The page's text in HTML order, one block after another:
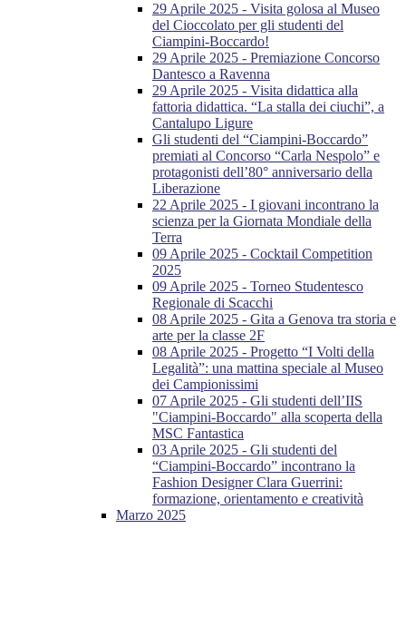
29 Aprile 2025 - Visita golosa al Museo
del Cioccolato per gli studenti del
Ciampini-Boccardo!
29 Aprile 2025 - Premiazione Concorso
Dantesco a Ravenna
29 Aprile 2025 - Visita didattica alla
fattoria didattica. “La stalla dei ciuchi”, a
Cantalupo Ligure
Gli studenti del “Ciampini-Boccardo”
premiati al Concorso “Carla Nespolo” e
protagonisti dell’80° anniversario della
Liberazione
22 Aprile 2025 - I giovani incontrano la
scienza per la Giornata Mondiale della
Terra
09 Aprile 2025 - Cocktail Competition
2025
09 Aprile 2025 - Torneo Studentesco
Regionale di Scacchi
08 Aprile 2025 - Gita a Genova tra storia e
arte per la classe 2F
08 Aprile 2025 - Progetto “I Volti della
Legalità”: una mattina speciale al Museo
dei Campionissimi
07 Aprile 2025 - Gli studenti dell’IIS
"Ciampini-Boccardo" alla scoperta della
MSC Fantastica
03 Aprile 2025 - Gli studenti del
“Ciampini-Boccardo” incontrano la
Fashion Designer Clara Guerrini:
formazione, orientamento e creatività
Marzo 2025